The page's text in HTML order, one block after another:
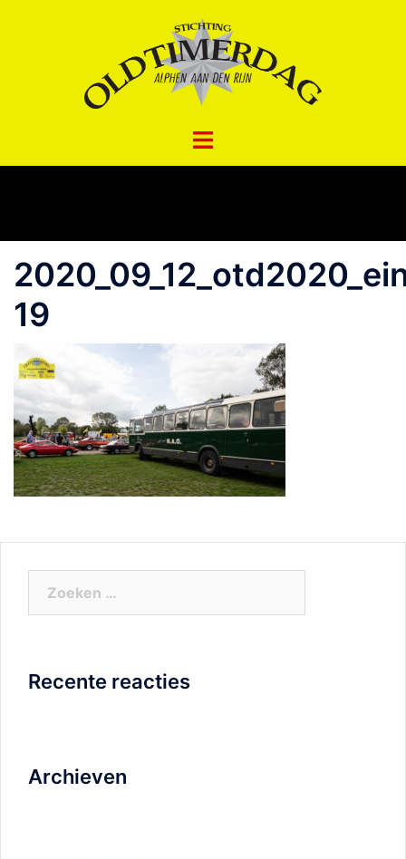
19
Recente reacties
Archieven